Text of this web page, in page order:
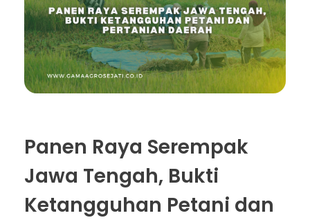
Panen Raya Serempak
Jawa Tengah, Bukti
Ketangguhan Petani dan